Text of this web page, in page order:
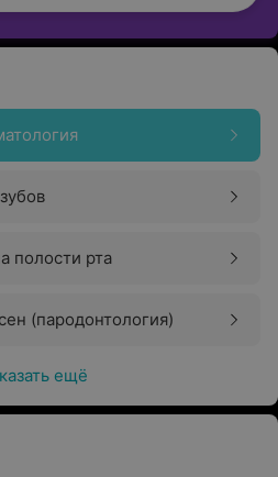
полости рта
(пародонтология)
ещё